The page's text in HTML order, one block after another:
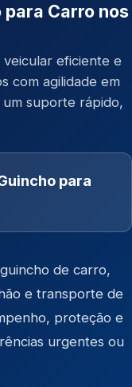
Carro nos
eficiente e
com agilidade em
um suporte rápido,
para
guincho de carro,
e transporte de
proteção e
urgentes ou